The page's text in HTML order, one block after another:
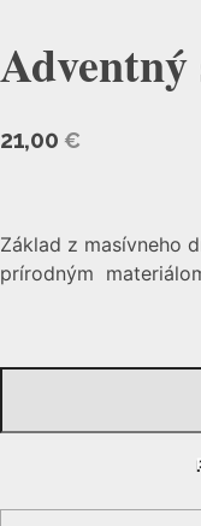
21,00 €
Základ z masívneho
prírodným
svietnik